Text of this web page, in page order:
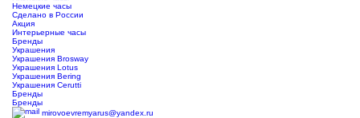
Немецкие часы
Сделано в России
Акция
Интерьерные часы
Бренды
Украшения
Украшения Brosway
Украшения Lotus
Украшения Bering
Украшения Cerutti
Бренды
Бренды
mirovoevremyarus@yandex.ru